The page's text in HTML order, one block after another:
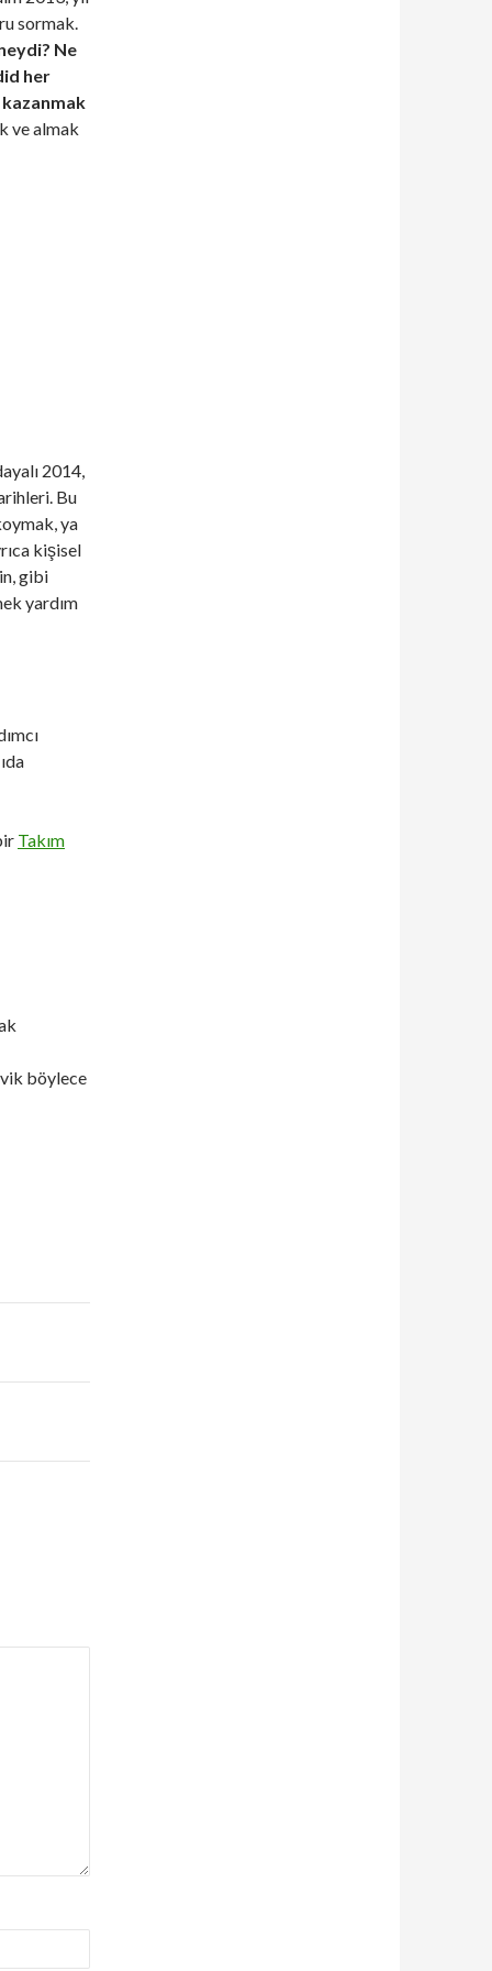
sormak.
Ne
her
ve almak
2014,
Bu
ya
kişisel
gibi
yardım
Takım
böylece